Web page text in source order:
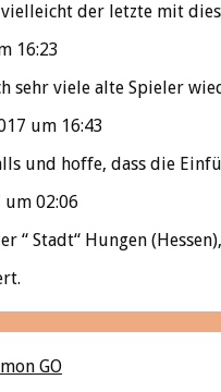
der letzte mit
16:23
sehr viele alte Spieler
um 16:43
und hoffe, dass die
um 02:06
“ Stadt“ Hungen